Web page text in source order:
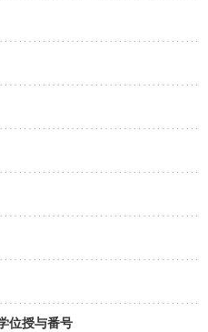
位授与番号